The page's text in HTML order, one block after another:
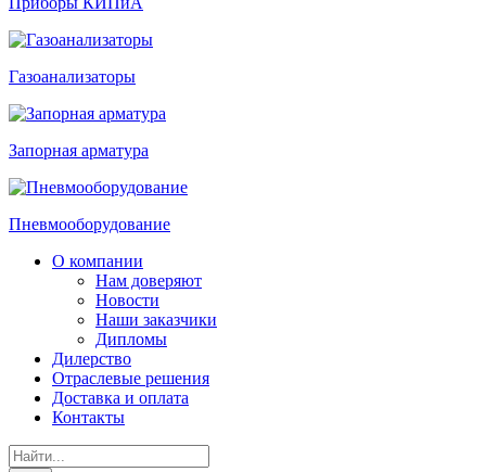
Газоанализаторы
Запорная арматура
Пневмооборудование
О компании
Нам доверяют
Новости
Наши заказчики
Дипломы
Дилерство
Отраслевые решения
Доставка и оплата
Контакты
Поиск